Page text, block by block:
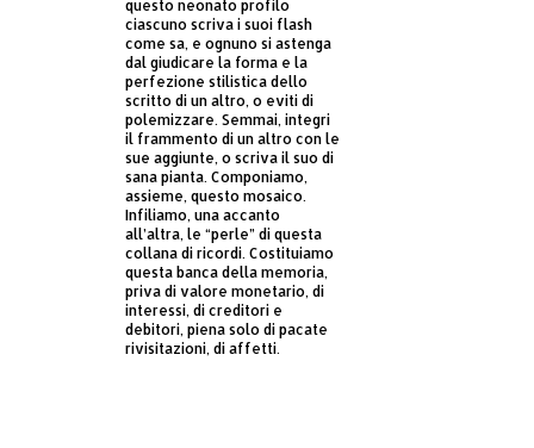
questo neonato profilo
ciascuno scriva i suoi flash
come sa, e ognuno si astenga
dal giudicare la forma e la
perfezione stilistica dello
scritto di un altro, o eviti di
polemizzare. Semmai, integri
il frammento di un altro con le
sue aggiunte, o scriva il suo di
sana pianta. Componiamo,
assieme, questo mosaico.
Infiliamo, una accanto
all’altra, le “perle” di questa
collana di ricordi. Costituiamo
questa banca della memoria,
priva di valore monetario, di
interessi, di creditori e
debitori, piena solo di pacate
rivisitazioni, di affetti.